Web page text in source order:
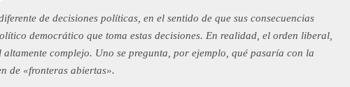
de decisiones políticas, en el sentido de que sus consecuencias
democrático que toma estas decisiones. En realidad, el orden liberal,
complejo. Uno se pregunta, por ejemplo, qué pasaría con la
de «fronteras abiertas».